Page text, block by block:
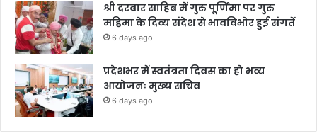
श्री दरबार साहिब में गुरु पूर्णिमा पर गुरु
महिमा के दिव्य संदेश से भावविभोर हुई संगतें
6 days ago
प्रदेशभर में स्वतंत्रता दिवस का हो भव्य
आयोजनः मुख्य सचिव
6 days ago